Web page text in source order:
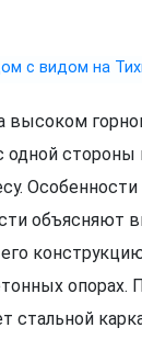
высоком
стороны
объясняют
опорах.
стальной